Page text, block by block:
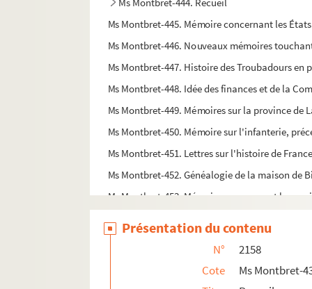
Ms Montbret-445. Mémoire concernant les
Ms Montbret-446. Nouveaux mémoires
Ms Montbret-447. Histoire des Troubadours en
Ms Montbret-448. Idée des finances et de la
Ms Montbret-449. Mémoires sur la province de
Ms Montbret-450. Mémoire sur l'infanterie,
Ms Montbret-451. Lettres sur l'histoire de
Ms Montbret-452. Généalogie de la maison de
Ms Montbret-453. Mémoires concernant la
Ms Montbret-455. Mémoire sur la généralité de
Présentation du contenu
N°
2158
Cote
Ms Montbret-